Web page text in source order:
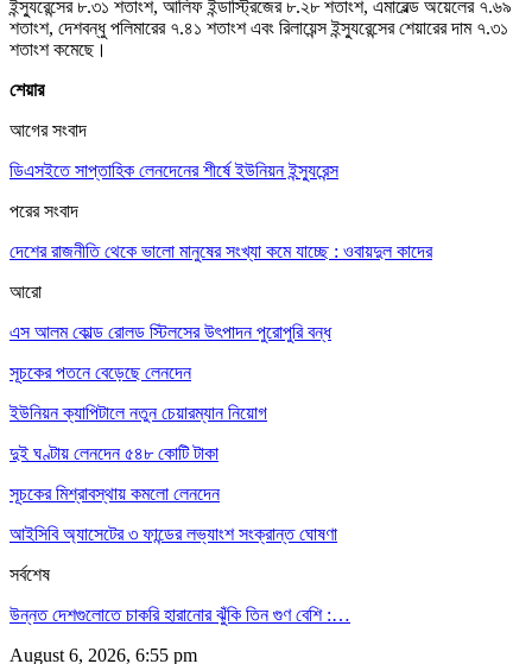
ইন্স্যুরেন্সের ৮.৩১ শতাংশ, আলিফ ইন্ডাস্ট্রিজের ৮.২৮ শতাংশ, এমারেল্ড অয়েলের ৭.৬৯
শতাংশ, দেশবন্ধু পলিমারের ৭.৪১ শতাংশ এবং রিলায়েন্স ইন্স্যুরেন্সের শেয়ারের দাম ৭.৩১
শতাংশ কমেছে।
শেয়ার
আগের সংবাদ
ডিএসইতে সাপ্তাহিক লেনদেনের শীর্ষে ইউনিয়ন ইন্স্যুরেন্স
পরের সংবাদ
দেশের রাজনীতি থেকে ভালো মানুষের সংখ্যা কমে যাচ্ছে : ওবায়দুল কাদের
আরো
এস আলম কোল্ড রোলড স্টিলসের উৎপাদন পুরোপুরি বন্ধ
সূচকের পতনে বেড়েছে লেনদেন
ইউনিয়ন ক্যাপিটালে নতুন চেয়ারম্যান নিয়োগ
দুই ঘণ্টায় লেনদেন ৫৪৮ কোটি টাকা
সূচকের মিশ্রাবস্থায় কমলো লেনদেন
আইসিবি অ্যাসেটের ৩ ফান্ডের লভ্যাংশ সংক্রান্ত ঘোষণা
সর্বশেষ
উন্নত দেশগুলোতে চাকরি হারানোর ঝুঁকি তিন গুণ বেশি :…
August 6, 2026, 6:55 pm